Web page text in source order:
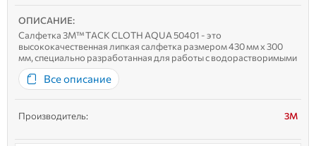
ОПИСАНИЕ:
Салфетка 3M™ TACK CLOTH AQUA 50401 - это
высококачественная липкая салфетка размером 430 мм х 300
мм, специально разработанная для работы с водорастворимыми
красками. Она эффективно удаляет пыль, ворс и мелкие
загрязнения с поверхности перед покраской, обеспечивая
идеально чистую основу для на...
Все описание
Производитель: 3M